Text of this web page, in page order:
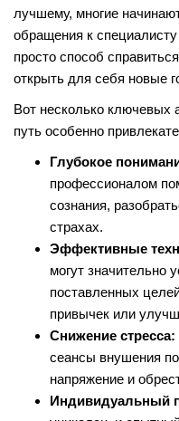
лучшему, многие
обращения к
просто способ
открыть для себя новые
Вот несколько ключевых
путь особенно
Глубокое
профессионалом
сознания,
страхах.
Эффективные
могут значительно
поставленных
привычек или
Снижение стресса:
сеансы внушения
напряжение и
Индивидуальный